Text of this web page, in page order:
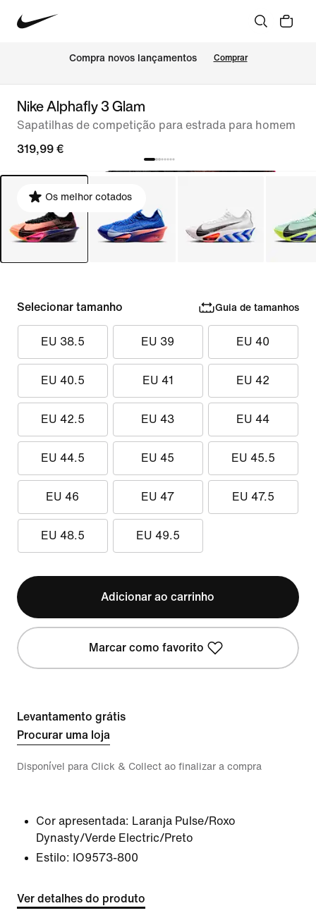
Compra novos lançamentos Comprar
Nike Alphafly 3 Glam
Sapatilhas de competição para estrada para homem
319,99 €
Os melhor cotados
Selecionar tamanho Guia de tamanhos
EU 38.5 EU 39 EU 40
EU 40.5 EU 41 EU 42
EU 42.5 EU 43 EU 44
EU 44.5 EU 45 EU 45.5
EU 46 EU 47 EU 47.5
EU 48.5 EU 49.5
Adicionar ao carrinho
Marcar como favorito
Levantamento grátis
Procurar uma loja
Disponível para Click & Collect ao finalizar a compra
Cor apresentada: Laranja Pulse/Roxo
Dynasty/Verde Electric/Preto
Estilo: IO9573-800
Ver detalhes do produto